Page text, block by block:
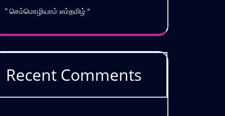
” செம்மொழியாம் எம்தமிழ் “
Recent Comments